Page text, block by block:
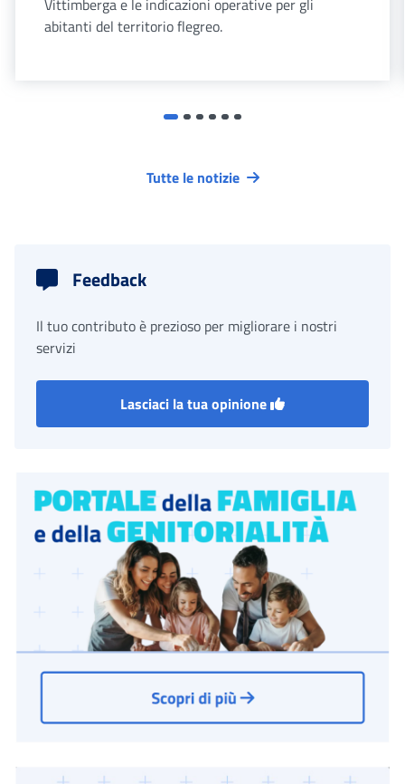
Vittimberga e le indicazioni operative per gli
abitanti del territorio flegreo.
Tutte le notizie
Feedback
Il tuo contributo è prezioso per migliorare i nostri
servizi
Lasciaci la tua opinione